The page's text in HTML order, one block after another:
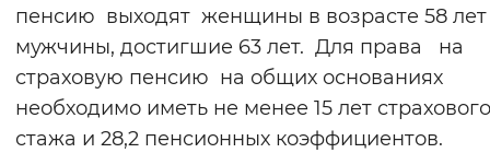
пенсию выходят женщины в возрасте 58
мужчины, достигшие 63 лет. Для права на
страховую пенсию на общих основаниях
необходимо иметь не менее 15 лет страхового
стажа и 28,2 пенсионных коэффициентов.